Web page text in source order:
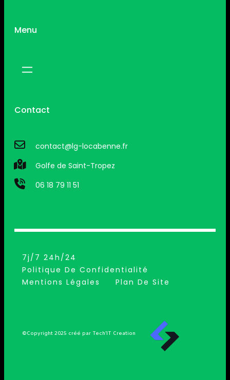
Menu
Contact
contact@lg-locabenne.fr
Golfe de Saint-Tropez
06 18 79 11 51
7j/7 24h/24
Politique De Confidentialité
Mentions Légales
Plan De Site
©Copyright 2025 créé par Tech’IT Creation